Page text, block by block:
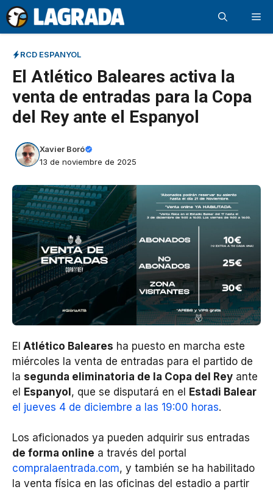
Saltar
al
contenido
RCD ESPANYOL
El Atlético Baleares activa la
venta de entradas para la Copa
del Rey ante el Espanyol
Xavier Boró
13 de noviembre de 2025
El Atlético Baleares ha puesto en marcha este
miércoles la venta de entradas para el partido de
la segunda eliminatoria de la Copa del Rey ante
el Espanyol, que se disputará en el Estadi Balear
el jueves 4 de diciembre a las 19:00 horas.
Los aficionados ya pueden adquirir sus entradas
de forma online a través del portal
compralaentrada.com, y también se ha habilitado
la venta física en las oficinas del estadio a partir